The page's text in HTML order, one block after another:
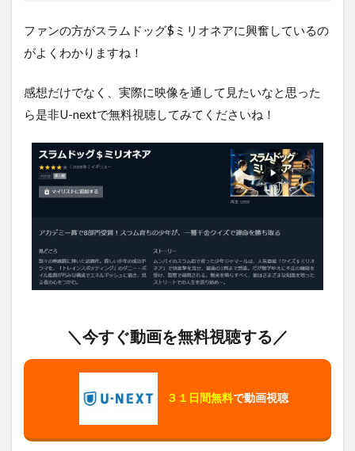
ファンの方がスラムドッグ$ミリオネアに興奮しているの
がよくわかりますね！
感想だけでなく、実際に映像を通して見たいなと思った
ら是非U-nextで無料視聴してみてくださいね！
＼今すぐ動画を無料視聴する／
３１日間無料で動画視聴